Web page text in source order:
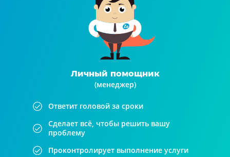
Личный помощник
(менеджер)
Ответит головой за сроки
Сделает всё, чтобы решить вашу
проблему
Проконтролирует выполнение услуги